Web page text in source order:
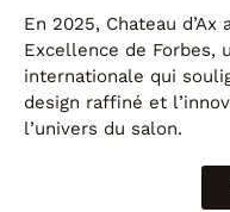
En 2025, Chateau
Excellence de Forbes,
internationale qui
design raffiné et
l’univers du salon.